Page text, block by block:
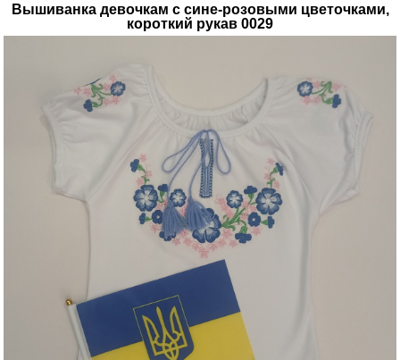
Вышиванка девочкам с сине-розовыми цветочками,
короткий рукав 0029